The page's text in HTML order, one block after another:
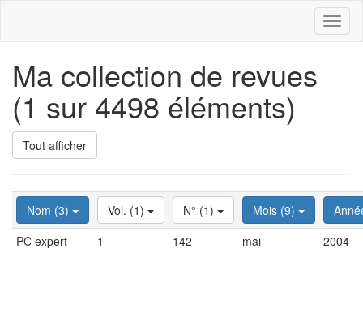
Ma collection de revues
(1 sur 4498 éléments)
Tout afficher
Nom (3) Vol. (1) N° (1) Mois (9)
PC expert
1 142 mai 2004